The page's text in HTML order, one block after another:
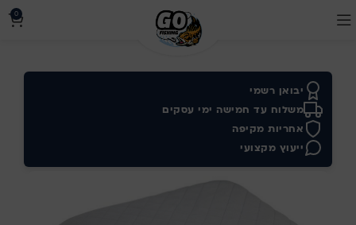
0
יבואן רשמי
משלוח עד חמישה ימי עסקים
אחריות מקיפה
ייעוץ מקצועי